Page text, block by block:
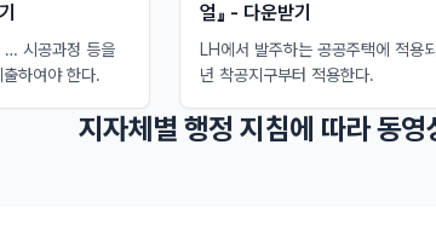
… 시공과정 등을
하여야 한다.
얼』 - 다운받기
LH에서 발주하는 공공주택에 적용
년 착공지구부터 적용한다.
지자체별 행정 지침에 따라 동